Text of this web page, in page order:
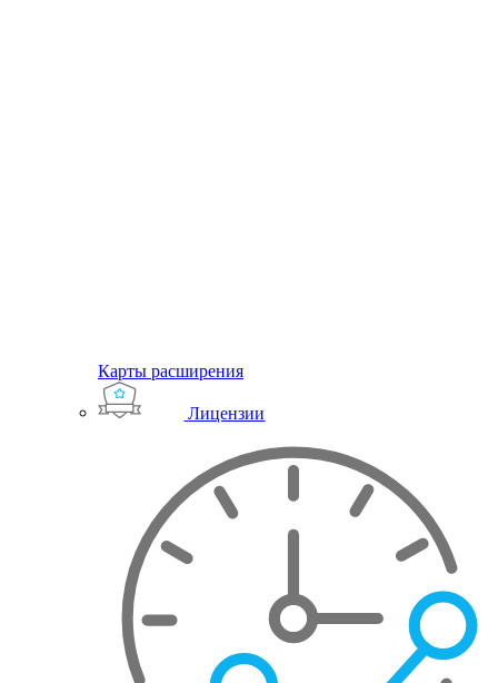
Карты расширения
Лицензии